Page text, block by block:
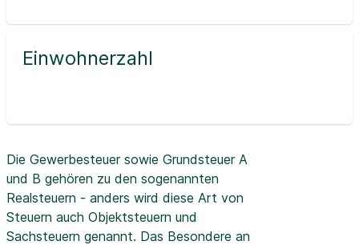
Einwohnerzahl
Die Gewerbesteuer sowie Grundsteuer A
und B gehören zu den sogenannten
Realsteuern - anders wird diese Art von
Steuern auch Objektsteuern und
Sachsteuern genannt. Das Besondere an